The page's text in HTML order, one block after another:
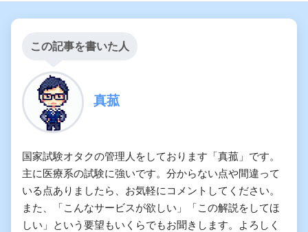
この記事を書いた人
真菰
国家試験オタクの管理人をしております「真菰」です。
主に医療系の試験に強いです。分からない点や間違って
いる点ありましたら、お気軽にコメントしてください。
また、「こんなサービスが欲しい」「この解説をしてほ
しい」という要望もいくらでもお聞きします。よろしく